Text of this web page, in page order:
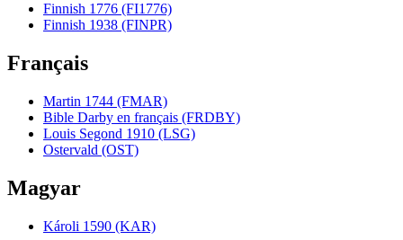
Finnish 1776 (FI1776)
Finnish 1938 (FINPR)
Français
Martin 1744 (FMAR)
Bible Darby en français (FRDBY)
Louis Segond 1910 (LSG)
Ostervald (OST)
Magyar
Károli 1590 (KAR)